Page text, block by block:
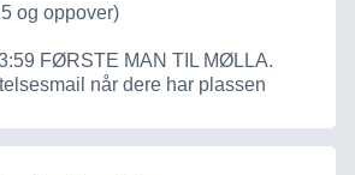
og oppover)
FØRSTE MAN TIL MØLLA.
når dere har plassen